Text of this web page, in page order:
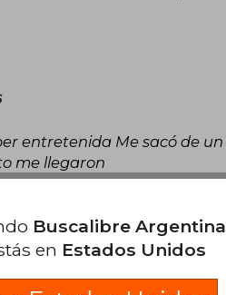
entretenida Me sacó de un
me llegaron
Buscalibre Argentina
en Estados Unidos